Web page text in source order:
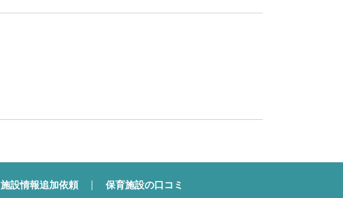
施設情報追加依頼 保育施設の口コミ